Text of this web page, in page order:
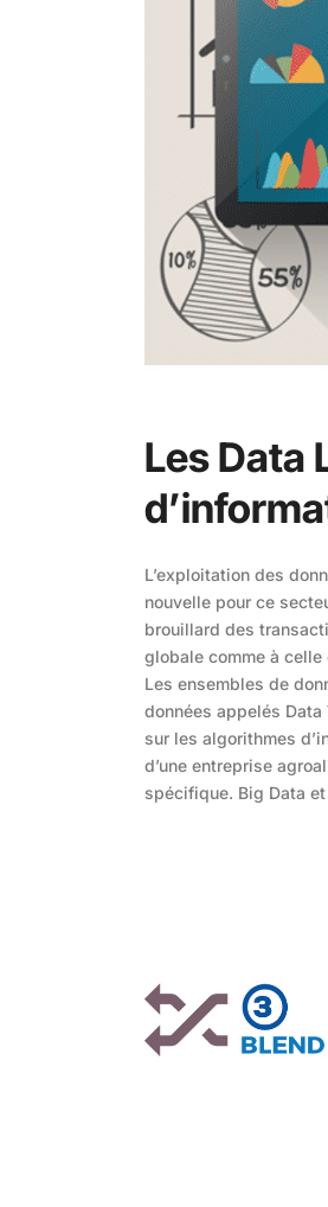
Les Data
L’exploitation des
nouvelle pour ce
brouillard des
globale comme à celle
Les ensembles de
données appelés
sur les algorithmes
d’une entreprise
spécifique. Big Data